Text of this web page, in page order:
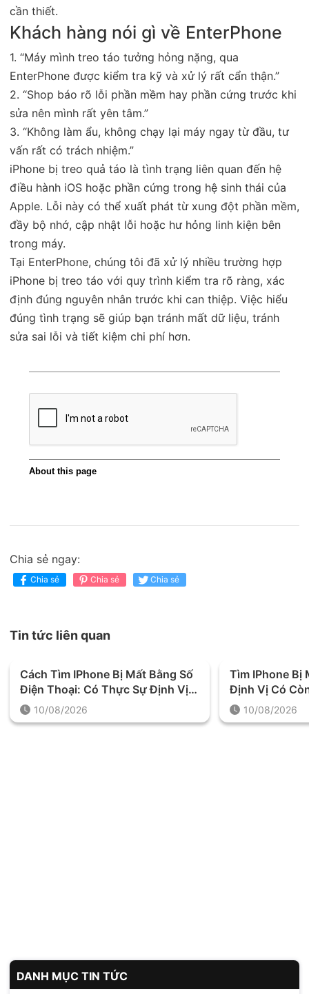
cần thiết.
Khách hàng nói gì về EnterPhone
1. “Máy mình treo táo tưởng hỏng nặng, qua
EnterPhone được kiểm tra kỹ và xử lý rất cẩn thận.”
2. “Shop báo rõ lỗi phần mềm hay phần cứng trước khi
sửa nên mình rất yên tâm.”
3. “Không làm ẩu, không chạy lại máy ngay từ đầu, tư
vấn rất có trách nhiệm.”
iPhone bị treo quả táo là tình trạng liên quan đến hệ
điều hành iOS hoặc phần cứng trong hệ sinh thái của
Apple. Lỗi này có thể xuất phát từ xung đột phần mềm,
đầy bộ nhớ, cập nhật lỗi hoặc hư hỏng linh kiện bên
trong máy.
Tại EnterPhone, chúng tôi đã xử lý nhiều trường hợp
iPhone bị treo táo với quy trình kiểm tra rõ ràng, xác
định đúng nguyên nhân trước khi can thiệp. Việc hiểu
đúng tình trạng sẽ giúp bạn tránh mất dữ liệu, tránh
sửa sai lỗi và tiết kiệm chi phí hơn.
Chia sẻ ngay:
Chia sẻ Chia sẻ Chia sẻ
Tin tức liên quan
Cách Tìm IPhone Bị Mất Bằng Số
Điện Thoại: Có Thực Sự Định Vị
Được Máy?
10/08/2026
Tìm IPhone Bị
Định Vị Có
Vị Trí Không?
10/08/2026
DANH MỤC TIN TỨC